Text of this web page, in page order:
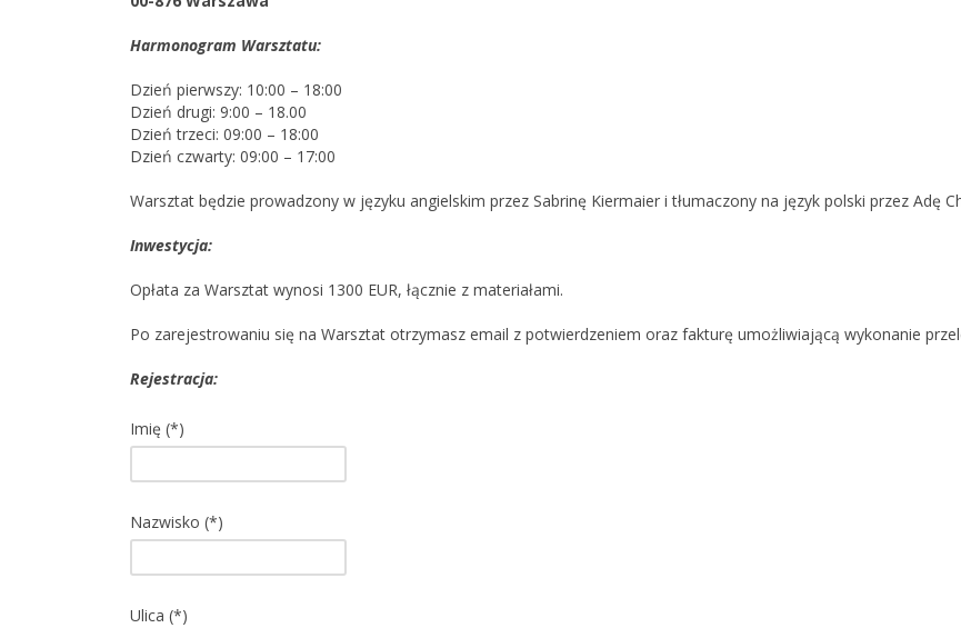
Harmonogram Warsztatu:
Dzień pierwszy: 10:00 – 18:00
Dzień drugi: 9:00 – 18.00
Dzień trzeci: 09:00 – 18:00
Dzień czwarty: 09:00 – 17:00
Warsztat będzie prowadzony w języku angielskim przez Sabrinę Kiermaier i tłumaczony na język polski przez Adę
Inwestycja:
Opłata za Warsztat wynosi 1300 EUR, łącznie z materiałami.
Po zarejestrowaniu się na Warsztat otrzymasz email z potwierdzeniem oraz fakturę umożliwiającą wykonanie
Rejestracja:
Imię (*)
Nazwisko (*)
Ulica (*)